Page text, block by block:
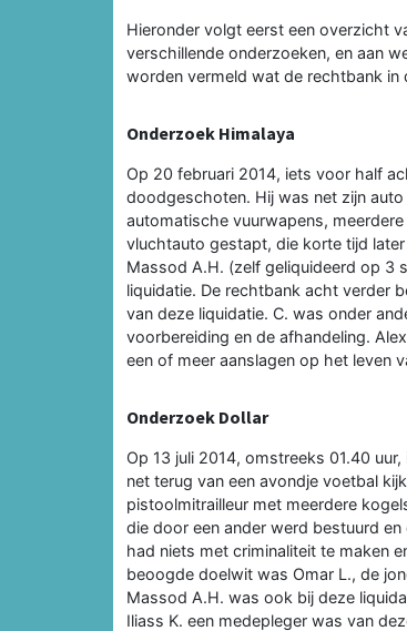
Hieronder volgt eerst een overzicht
verschillende onderzoeken, en aan
worden vermeld wat de rechtbank in
Onderzoek Himalaya
Op 20 februari 2014, iets voor half
doodgeschoten. Hij was net zijn
automatische vuurwapens,
vluchtauto gestapt, die korte tijd
Massod A.H. (zelf geliquideerd op 3
liquidatie. De rechtbank acht verder
van deze liquidatie. C. was onder
voorbereiding en de afhandeling.
een of meer aanslagen op het leven
Onderzoek Dollar
Op 13 juli 2014, omstreeks 01.40
net terug van een avondje voetbal
pistoolmitrailleur met meerdere
die door een ander werd bestuurd
had niets met criminaliteit te maken
beoogde doelwit was Omar L., de
Massod A.H. was ook bij deze
Iliass K. een medepleger was van